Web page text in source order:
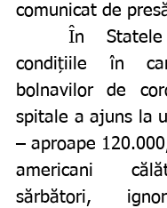
comunicat de
condițiile în
bolnavilor de
spitale a ajuns la
– aproape
americani
sărbători,